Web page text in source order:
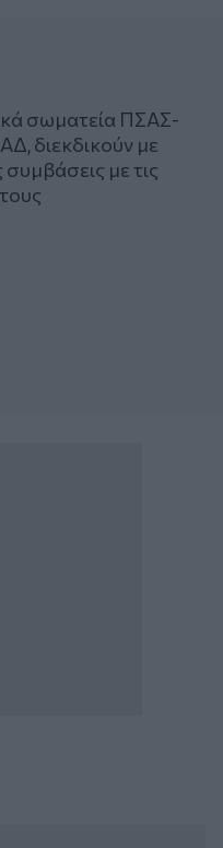
σωματεία ΠΣΑΣ-
διεκδικούν με
με τις